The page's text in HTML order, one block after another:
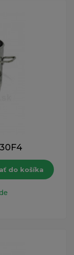
do košíka